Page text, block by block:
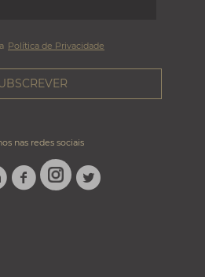
Política de Privacidade
nas redes sociais
LINKEDINFACEBOOK
INSTAGRAM
TWITTER